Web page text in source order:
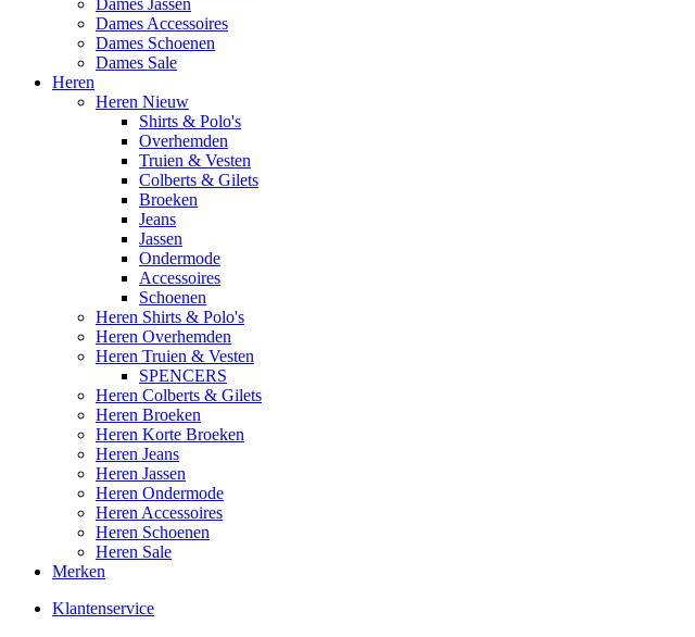
Dames Jassen
Dames Accessoires
Dames Schoenen
Dames Sale
Heren
Heren Nieuw
Shirts & Polo's
Overhemden
Truien & Vesten
Colberts & Gilets
Broeken
Jeans
Jassen
Ondermode
Accessoires
Schoenen
Heren Shirts & Polo's
Heren Overhemden
Heren Truien & Vesten
SPENCERS
Heren Colberts & Gilets
Heren Broeken
Heren Korte Broeken
Heren Jeans
Heren Jassen
Heren Ondermode
Heren Accessoires
Heren Schoenen
Heren Sale
Merken
Klantenservice